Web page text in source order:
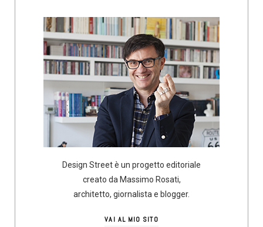
Design Street è un progetto editoriale
creato da Massimo Rosati,
architetto, giornalista e blogger.
VAI AL MIO SITO